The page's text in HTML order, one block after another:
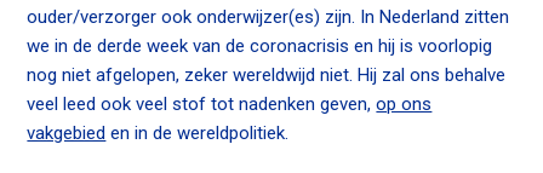
a
v
i
g
a
ouder/verzorger ook onderwijzer(es) zijn. In Nederland zitten
we in de derde week van de coronacrisis en hij is voorlopig
nog niet afgelopen, zeker wereldwijd niet. Hij zal ons behalve
veel leed ook veel stof tot nadenken geven,op ons
vakgebied en in de wereldpolitiek.
Contact
Zoek